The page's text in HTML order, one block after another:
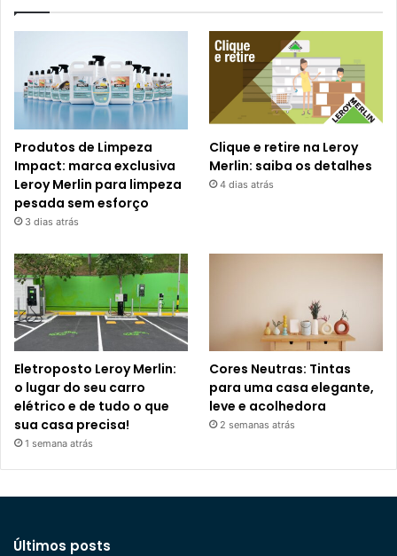
Produtos de Limpeza
Impact: marca exclusiva
Leroy Merlin para limpeza
pesada sem esforço
3 dias atrás
Clique e retire na Leroy
Merlin: saiba os detalhes
4 dias atrás
Eletroposto Leroy Merlin:
o lugar do seu carro
elétrico e de tudo o que
sua casa precisa!
1 semana atrás
Cores Neutras: Tintas
para uma casa elegante,
leve e acolhedora
2 semanas atrás
Últimos posts